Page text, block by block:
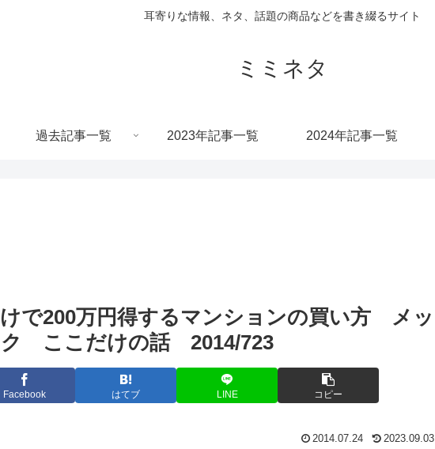
耳寄りな情報、ネタ、話題の商品などを書き綴るサイト
ミミネタ
過去記事一覧 2023年記事一覧 2024年記事一覧
で200万円得するマンションの買い方 メッ
ク ここだけの話 2014/723
Facebook はてブ LINE コピー
2014.07.24 2023.09.03